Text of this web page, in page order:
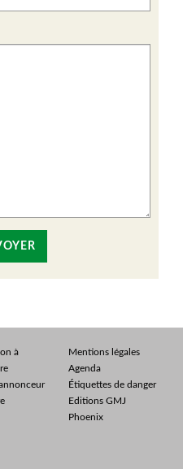
à
Mentions légales
Agenda
Étiquettes de danger
Editions GMJ
Phoenix